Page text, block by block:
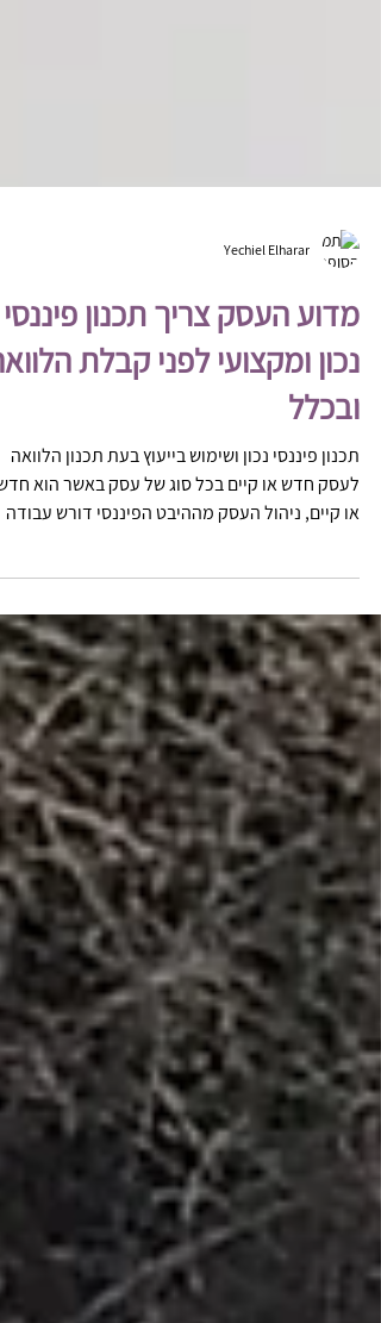
Yechiel Elharar
מדוע העסק צריך תכנון פיננסי
נכון ומקצועי לפני קבלת
ובכלל
תכנון פיננסי נכון ושימוש בייעוץ בעת תכנון הלוואה
או קיים, ניהול העסק מההיבט הפיננסי דורש עבודה